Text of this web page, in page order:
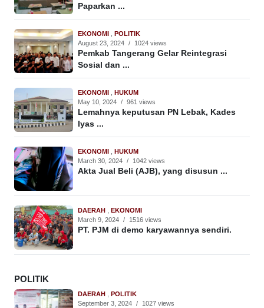
Paparkan ...
EKONOMI , POLITIK
August 23, 2024 / 1024 views
Pemkab Tangerang Gelar Reintegrasi
Sosial dan ...
EKONOMI , HUKUM
May 10, 2024 / 961 views
Lemahnya keputusan PN Lebak, Kades
Iyas ...
EKONOMI , HUKUM
March 30, 2024 / 1042 views
Akta Jual Beli (AJB), yang disusun ...
DAERAH , EKONOMI
March 9, 2024 / 1516 views
PT. PJM di demo karyawannya sendiri.
POLITIK
DAERAH , POLITIK
September 3, 2024 / 1027 views